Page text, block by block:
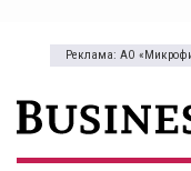
Реклама: АО